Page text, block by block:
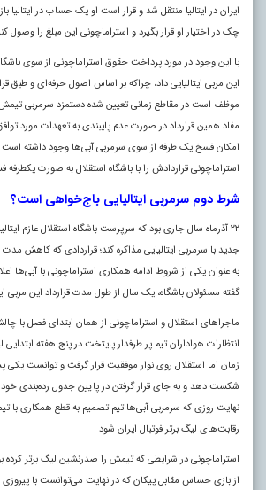
ایران در ایتالیا منتقل شد و قرار است او یک حساب در ایتالیا
چک در اختیار او قرار بگیرد و استراماچونی این مبلغ را وصول
با این وجود در مورد پرداخت حقوق استراماچونی از سوی
این مربی ایتالیایی داد، چراکه بر اساس اصول حرفه‌ای و طبق
موظف است در مقاطع زمانی تعیین شده دستمزد سرمربی
مفاد همین قرارداد در صورت عدم پایبندی به تعهدات مورد
امکان فسخ یک طرفه از سوی سرمربی آبی‌ها وجود داشته است
استراماچونی قراردادش را با باشگاه استقلال به صورت
شرط دوم سرمربی ایتالیایی باج‌خواهی است؟
۲۲ آذرماه سال جاری بود که سرپرست باشگاه استقلال عازم
جدید با سرمربی ایتالیایی مذاکره کند؛ قراردادی که کاهش
به عنوان یکی از شروط ادامه همکاری استراماچونی با آبی‌ها
گفته مسئولان باشگاه، یک سال از طول مدت قرارداد این مربی
ماجراهای استقلال و استراماچونی از همان ابتدای فصل با
انتظارات هواداران تیم پر طرفدار پایتخت در پنج هفته ابتدایی
زمان اما استقلال روی نوار موفقیت قرار گرفت و توانست
شکست دهد و به جای قرار گرفتن در پایین جدول رده‌بندی خود
نهایت روزی که سرمربی آبی‌ها تیم تصمیم به قطع همکاری با
رقابت‌های لیگ برتر فوتبال ایران شود.
از بازی حساس مقابل پیکان که در نهایت می‌توانست با پیروزی